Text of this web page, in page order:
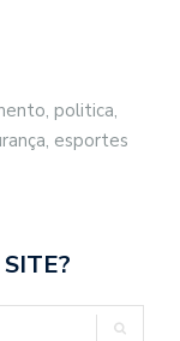
politica,
esportes